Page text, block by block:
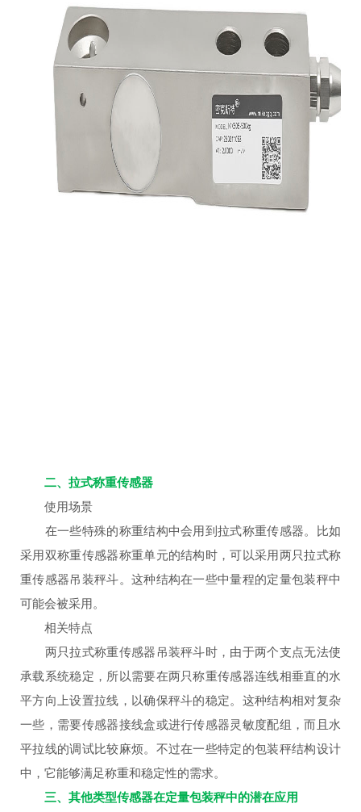
二、拉式称重传感器
使用场景
在一些特殊的称重结构中会用到拉式称重传感器。比如
采用双称重传感器称重单元的结构时，可以采用两只拉式称
重传感器吊装秤斗。这种结构在一些中量程的定量包装秤中
可能会被采用。
相关特点
两只拉式称重传感器吊装秤斗时，由于两个支点无法使
承载系统稳定，所以需要在两只称重传感器连线相垂直的水
平方向上设置拉线，以确保秤斗的稳定。这种结构相对复杂
一些，需要传感器接线盒或进行传感器灵敏度配组，而且水
平拉线的调试比较麻烦。不过在一些特定的包装秤结构设计
中，它能够满足称重和稳定性的需求。
三、其他类型传感器在定量包装秤中的潜在应用